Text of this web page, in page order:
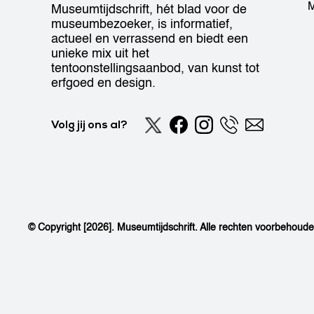
Museumtijdschrift, hét blad voor de
museumbezoeker, is informatief,
actueel en verrassend en biedt een
unieke mix uit het
tentoonstellingsaanbod, van kunst tot
erfgoed en design.
Volg jij ons al?
© Copyright [2026]. Museumtijdschrift. Alle rechten